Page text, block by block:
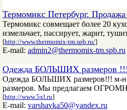
Термомикс Петербург.
Термомикс совмещает более 20
измельчает, пассирует, жарит,
[http://www.thermomix-tm.spb.ru/]
E-mail: admin2@thermomix-tm.spb.ru
Одежда БОЛЬШИХ размеров
Одежда БОЛЬШИХ размеров!!! м-н
размеров. Мы предлагаем
[http://www.5xl.ru]
E-mail: varshavka50@yandex.ru